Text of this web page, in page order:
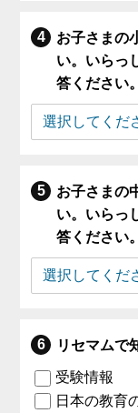
お子さまの
い。いらっ
答ください。
お子さまの
い。いらっ
答ください。
リセマムで
受験情報
日本の教育